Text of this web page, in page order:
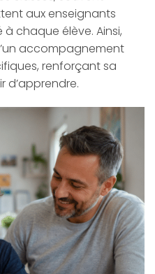
aux enseignants
à chaque élève. Ainsi,
accompagnement
renforçant sa
d’apprendre.